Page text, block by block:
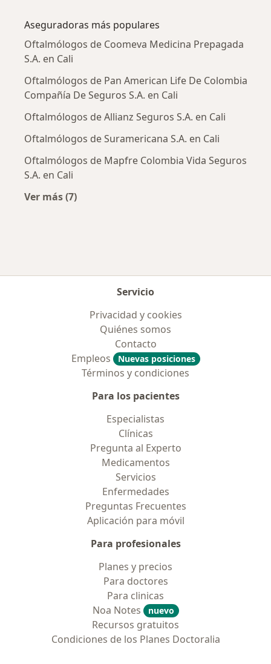
Aseguradoras más populares
Oftalmólogos de Coomeva Medicina Prepagada
S.A. en Cali
Oftalmólogos de Pan American Life De Colombia
Compañía De Seguros S.A. en Cali
Oftalmólogos de Allianz Seguros S.A. en Cali
Oftalmólogos de Suramericana S.A. en Cali
Oftalmólogos de Mapfre Colombia Vida Seguros
S.A. en Cali
Ver más (7)
Servicio
Privacidad y cookies
Quiénes somos
Contacto
Empleos
Nuevas posiciones
Términos y condiciones
Para los pacientes
Especialistas
Clínicas
Pregunta al Experto
Medicamentos
Servicios
Enfermedades
Preguntas Frecuentes
Aplicación para móvil
Para profesionales
Planes y precios
Para doctores
Para clinicas
Noa Notes
nuevo
Recursos gratuitos
Condiciones de los Planes Doctoralia